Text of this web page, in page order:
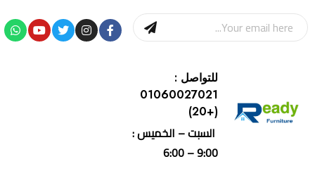
للتواصل :
01060027021
(+20)
السبت – الخميس :
9:00 – 6:00